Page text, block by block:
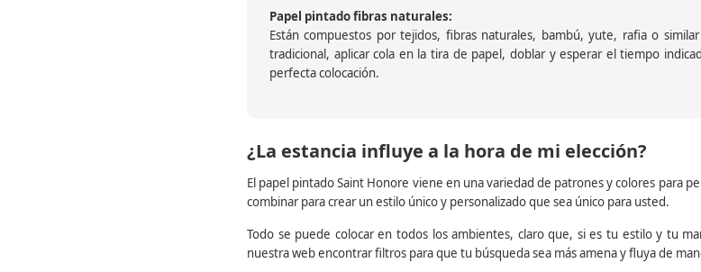
Papel pintado fibras naturales:
Están compuestos por tejidos, fibras naturales, bambú, yute, rafia o
tradicional, aplicar cola en la tira de papel, doblar y esperar el tiempo
perfecta colocación.
¿La estancia influye a la hora de mi elección?
El papel pintado Saint Honore viene en una variedad de patrones y colores para
combinar para crear un estilo único y personalizado que sea único para usted.
Todo se puede colocar en todos los ambientes, claro que, si es tu estilo y tu
nuestra web encontrar filtros para que tu búsqueda sea más amena y fluya de